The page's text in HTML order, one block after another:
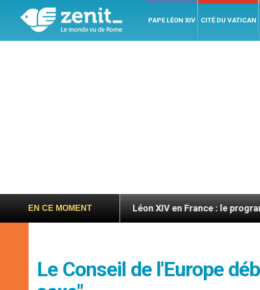
PAPE LÉON XIV CITÉ DU VATICAN
EN CE MOMENTLéon XIV en France : le programme
Le Conseil de l'Europe